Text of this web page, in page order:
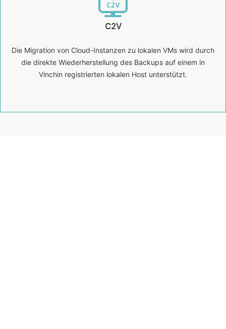
C2V
Die Migration von Cloud-Instanzen zu lokalen VMs wird durch
die direkte Wiederherstellung des Backups auf einem in
Vinchin registrierten lokalen Host unterstützt.